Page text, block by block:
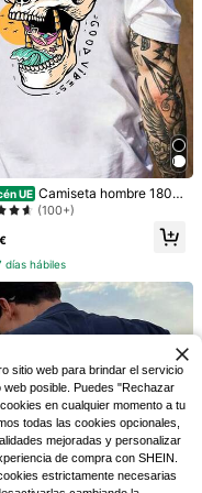
UE Manfinity Homme Cami
de manga corta con un so
y bolsillo para hombre, for
vendidos
(1000+)
UE Camiseta hombre 180g
algodón – estampado calave
transpirable, ideal para veran
(100+)
días hábiles
sitio web para brindar el servicio
posible. Puedes "Rechazar
en cualquier momento a tu
todas las cookies opcionales,
mejoradas y personalizar
de compra con SHEIN.
estrictamente necesarias